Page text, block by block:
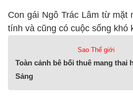
Con gái Ngô Trác Lâm từ mặt
tính và cũng có cuộc sống khó
Sao Thế giới
Toàn cảnh bê bối thuê mang thai
Sảng